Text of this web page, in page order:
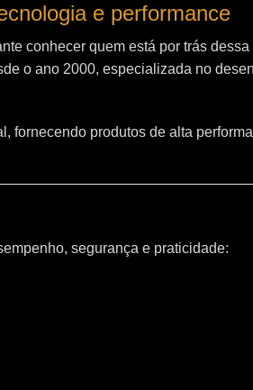
e performance
conhecer quem está por trás dessa
o ano 2000, especializada no
fornecendo produtos de alta
segurança e praticidade: